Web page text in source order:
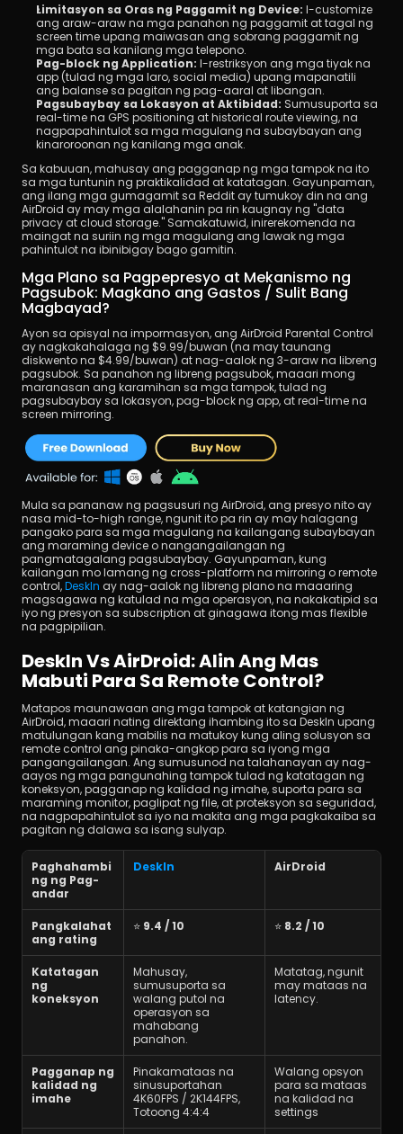
Limitasyon sa Oras ng Paggamit ng Device: I-customize
ang araw-araw na mga panahon ng paggamit at tagal ng
screen time upang maiwasan ang sobrang paggamit ng
mga bata sa kanilang mga telepono.
Pag-block ng Application: I-restriksyon ang mga tiyak na
app (tulad ng mga laro, social media) upang mapanatili
ang balanse sa pagitan ng pag-aaral at libangan.
Pagsubaybay sa Lokasyon at Aktibidad: Sumusuporta sa
real-time na GPS positioning at historical route viewing, na
nagpapahintulot sa mga magulang na subaybayan ang
kinaroroonan ng kanilang mga anak.
Sa kabuuan, mahusay ang pagganap ng mga tampok na ito
sa mga tuntunin ng praktikalidad at katatagan. Gayunpaman,
ang ilang mga gumagamit sa Reddit ay tumukoy din na ang
AirDroid ay may mga alalahanin pa rin kaugnay ng "data
privacy at cloud storage." Samakatuwid, inirerekomenda na
maingat na suriin ng mga magulang ang lawak ng mga
pahintulot na ibinibigay bago gamitin.
Mga Plano sa Pagpepresyo at Mekanismo ng
Pagsubok: Magkano ang Gastos / Sulit Bang
Magbayad?
Ayon sa opisyal na impormasyon, ang AirDroid Parental Control
ay nagkakahalaga ng $9.99/buwan (na may taunang
diskwento na $4.99/buwan) at nag-aalok ng 3-araw na libreng
pagsubok. Sa panahon ng libreng pagsubok, maaari mong
maranasan ang karamihan sa mga tampok, tulad ng
pagsubaybay sa lokasyon, pag-block ng app, at real-time na
screen mirroring.
Mula sa pananaw ng pagsusuri ng AirDroid, ang presyo nito ay
nasa mid-to-high range, ngunit ito pa rin ay may halagang
pangako para sa mga magulang na kailangang subaybayan
ang maraming device o nangangailangan ng
pangmatagalang pagsubaybay. Gayunpaman, kung
kailangan mo lamang ng cross-platform na mirroring o remote
control, DeskIn ay nag-aalok ng libreng plano na maaaring
magsagawa ng katulad na mga operasyon, na nakakatipid sa
iyo ng presyon sa subscription at ginagawa itong mas flexible
na pagpipilian.
DeskIn Vs AirDroid: Alin Ang Mas
Mabuti Para Sa Remote Control?
Matapos maunawaan ang mga tampok at katangian ng
AirDroid, maaari nating direktang ihambing ito sa DeskIn upang
matulungan kang mabilis na matukoy kung aling solusyon sa
remote control ang pinaka-angkop para sa iyong mga
pangangailangan. Ang sumusunod na talahanayan ay nag-
aayos ng mga pangunahing tampok tulad ng katatagan ng
koneksyon, pagganap ng kalidad ng imahe, suporta para sa
maraming monitor, paglipat ng file, at proteksyon sa seguridad,
na nagpapahintulot sa iyo na makita ang mga pagkakaiba sa
pagitan ng dalawa sa isang sulyap.
Paghahambi
ng ng Pag-
andar
DeskIn AirDroid
Pangkalahat
ang rating
⭐ 9.4 / 10 ⭐ 8.2 / 10
Katatagan
ng
koneksyon
Mahusay,
sumusuporta sa
walang putol na
operasyon sa
mahabang
panahon.
Matatag, ngunit
may mataas na
latency.
Pagganap ng
kalidad ng
imahe
Pinakamataas na
sinusuportahan
4K60FPS / 2K144FPS,
Totoong 4:4:4
Walang opsyon
para sa mataas
na kalidad na
settings